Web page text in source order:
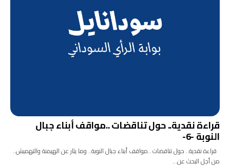
قراءة نقدية.. حول تناقضات ..مواقف أبناء جبال
النوبة -6-
قراءة نقدية.. حول تناقضات ..مواقف أبناء جبال النوبة.. وما يثار عن الهيمنة والتهميش..
من أجل البحث عن…